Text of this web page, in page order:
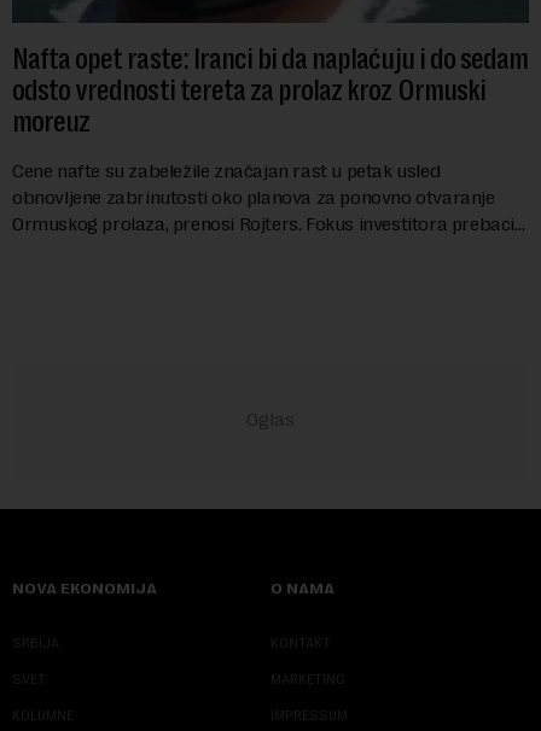
Nafta opet raste: Iranci bi da naplaćuju i do sedam
odsto vrednosti tereta za prolaz kroz Ormuski
moreuz
Cene nafte su zabeležile značajan rast u petak usled
obnovljene zabrinutosti oko planova za ponovno otvaranje
Ormuskog prolaza, prenosi Rojters. Fokus investitora prebacio
NOVA EKONOMIJA
SRBIJA
SVET
KOLUMNE
O NAMA
KONTAKT
MARKETING
IMPRESSUM